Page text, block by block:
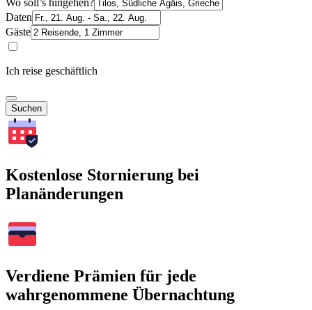
Daten
Gäste
Ich reise geschäftlich
Suchen
Kostenlose Stornierung bei
Planänderungen
Verdiene Prämien für jede
wahrgenommene Übernachtung